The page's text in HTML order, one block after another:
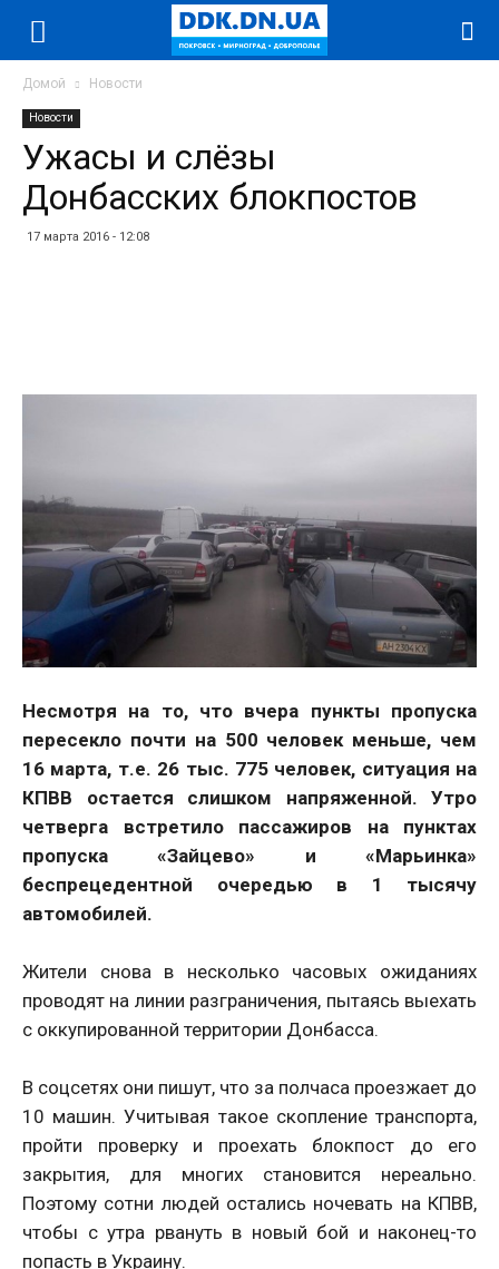
Домой Новости
Новости
Ужасы и слёзы
Донбасских блокпостов
17 марта 2016 - 12:08
Несмотря на то, что вчера пункты пропуска
пересекло почти на 500 человек меньше, чем
16 марта, т.е. 26 тыс. 775 человек, ситуация на
КПВВ остается слишком напряженной. Утро
четверга встретило пассажиров на пунктах
пропуска «Зайцево» и «Марьинка»
беспрецедентной очередью в 1 тысячу
автомобилей.
Жители снова в несколько часовых ожиданиях
проводят на линии разграничения, пытаясь выехать
с оккупированной территории Донбасса.
В соцсетях они пишут, что за полчаса проезжает до
10 машин. Учитывая такое скопление транспорта,
пройти проверку и проехать блокпост до его
закрытия, для многих становится нереально.
Поэтому сотни людей остались ночевать на КПВВ,
чтобы с утра рвануть в новый бой и наконец-то
попасть в Украину.